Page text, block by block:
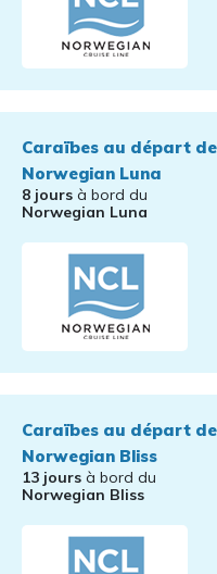
Caraïbes au départ
Norwegian Luna
8 jours à bord du
Norwegian Luna
Caraïbes au départ
Norwegian Bliss
13 jours à bord du
Norwegian Bliss